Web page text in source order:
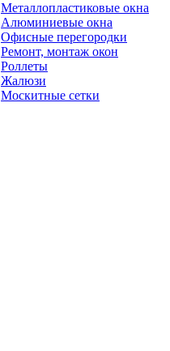
Металлопластиковые окна
Алюминиевые окна
Офисные перегородки
Ремонт, монтаж окон
Роллеты
Жалюзи
Москитные сетки